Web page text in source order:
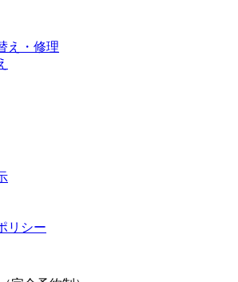
え・修理
リシー